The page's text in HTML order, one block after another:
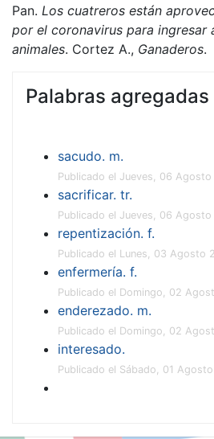
Pan. Los cuatreros están
por el coronavirus para ingresar
animales. Cortez A., Ganaderos.
Palabras agregadas
sacudo. m.
Publicado el Jueves, 06
sacrificar. tr.
Publicado el Jueves, 06
repentización. f.
Publicado el Lunes, 03 Agosto
enfermería. f.
Publicado el Domingo, 02
enderezado. m.
Publicado el Domingo, 02
interesado.
Publicado el Sábado, 01